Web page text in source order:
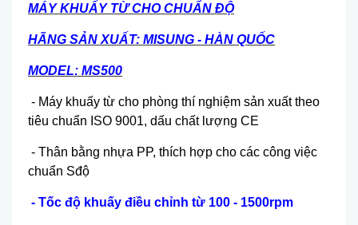
MÁY KHUẤY TỪ CHO CHUẨN ĐỘ
HÃNG SẢN XUẤT: MISUNG - HÀN QUỐC
MODEL: MS500
- Máy khuấy từ cho phòng thí nghiệm sản xuất theo
tiêu chuẩn ISO 9001, dấu chất lượng CE
- Thân bằng nhựa PP, thích hợp cho các công việc
chuẩn Sđộ
- Tốc độ khuấy điều chỉnh từ 100 - 1500rpm